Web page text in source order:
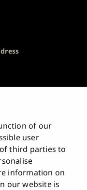
of our
user
third parties to
information on
our website is
Information